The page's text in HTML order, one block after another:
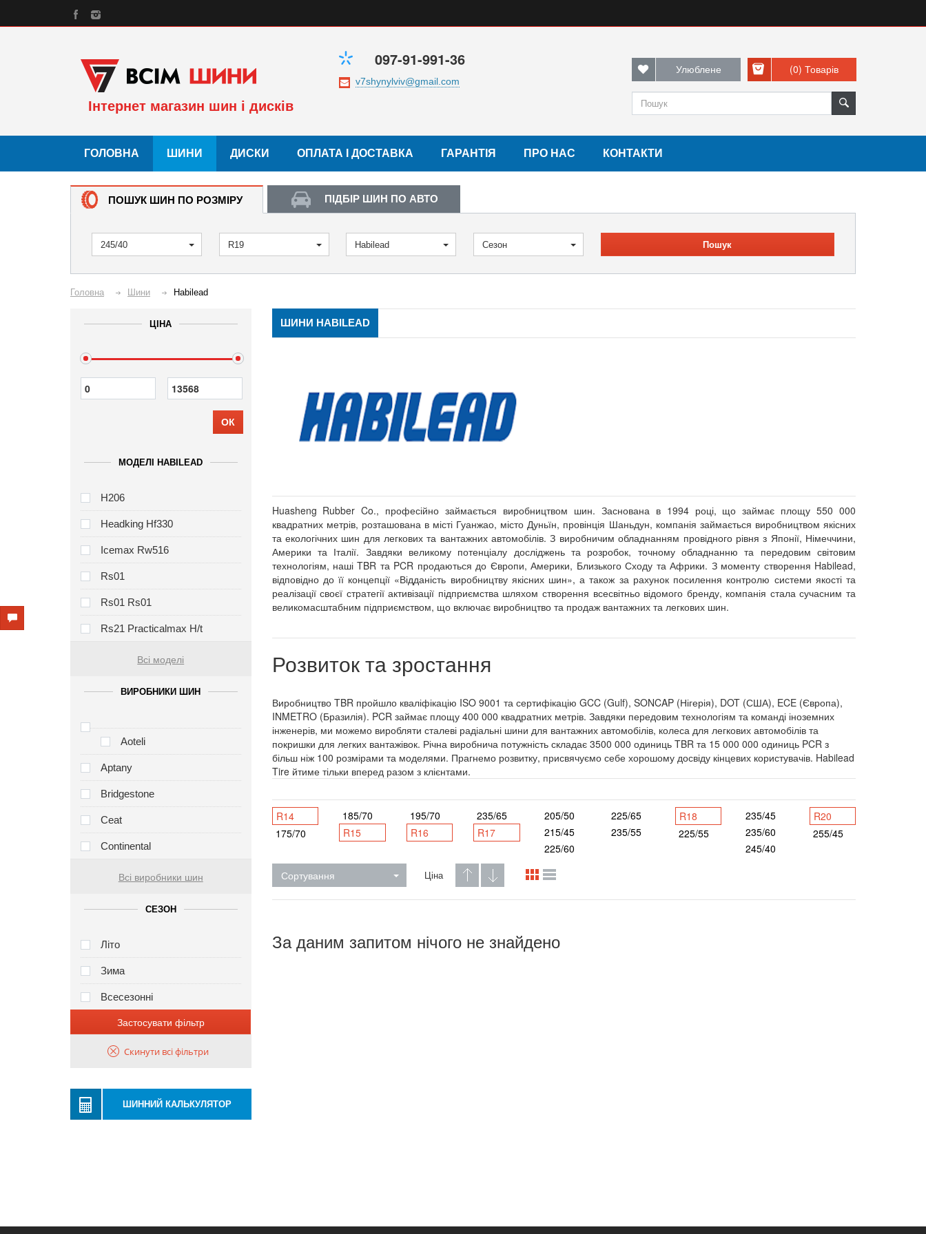
Інтернет магазин шин і дисків
097-91-991-36 Улюблене (0) Товарів
ГОЛОВНА ШИНИ ДИСКИ ОПЛАТА І ДОСТАВКА ГАРАНТІЯ ПРО НАС КОНТАКТИ
ПОШУК ШИН ПО РОЗМІРУ ПІДБІР ШИН ПО АВТО
245/40 R19 Habilead Сезон Пошук
Головна Шини Habilead
ЦІНА
ОК
МОДЕЛІ HABILEAD
H206
Headking Hf330
Icemax Rw516
Rs01
Rs01 Rs01
Rs21 Practicalmax H/t
Всі моделі
ВИРОБНИКИ ШИН
Aoteli
Aptany
Bridgestone
Ceat
Continental
Всі виробники шин
СЕЗОН
Літо
Зима
Всесезонні
Застосувати фільтр
Скинути всі фільтри
ШИННИЙ КАЛЬКУЛЯТОР
ШИНИ HABILEAD
Huasheng Rubber Co., професійно займається виробництвом шин. Заснована в 1994 році, що займає площу 550 000
квадратних метрів, розташована в місті Гуанжао, місто Дуньїн, провінція Шаньдун, компанія займається виробництвом якісних
та екологічних шин для легкових та вантажних автомобілів. З виробничим обладнанням провідного рівня з Японії, Німеччини,
Америки та Італії. Завдяки великому потенціалу досліджень та розробок, точному обладнанню та передовим світовим
технологіям, наші TBR та PCR продаються до Європи, Америки, Близького Сходу та Африки. З моменту створення Habilead,
відповідно до її концепції «Відданість виробництву якісних шин», а також за рахунок посилення контролю системи якості та
реалізації своєї стратегії активізації підприємства шляхом створення всесвітньо відомого бренду, компанія стала сучасним та
великомасштабним підприємством, що включає виробництво та продаж вантажних та легкових шин.
Розвиток та зростання
Виробництво TBR пройшло кваліфікацію ISO 9001 та сертифікацію GCC (Gulf), SONCAP (Нігерія), DOT (США), ECE (Європа),
INMETRO (Бразилія). PCR займає площу 400 000 квадратних метрів. Завдяки передовим технологіям та команді іноземних
інженерів, ми можемо виробляти сталеві радіальні шини для вантажних автомобілів, колеса для легкових автомобілів та
покришки для легких вантажівок. Річна виробнича потужність складає 3500 000 одиниць TBR та 15 000 000 одиниць PCR з
більш ніж 100 розмірами та моделями. Прагнемо розвитку, присвячуємо себе хорошому досвіду кінцевих користувачів. Habilead
Tire йтиме тільки вперед разом з клієнтами.
R14
175/70
185/70
R15
195/70
R16
235/65
R17
205/50
215/45
225/60
225/65
235/55
R18
225/55
235/45
235/60
245/40
R20
255/45
Сортування Ціна
За даним запитом нічого не знайдено